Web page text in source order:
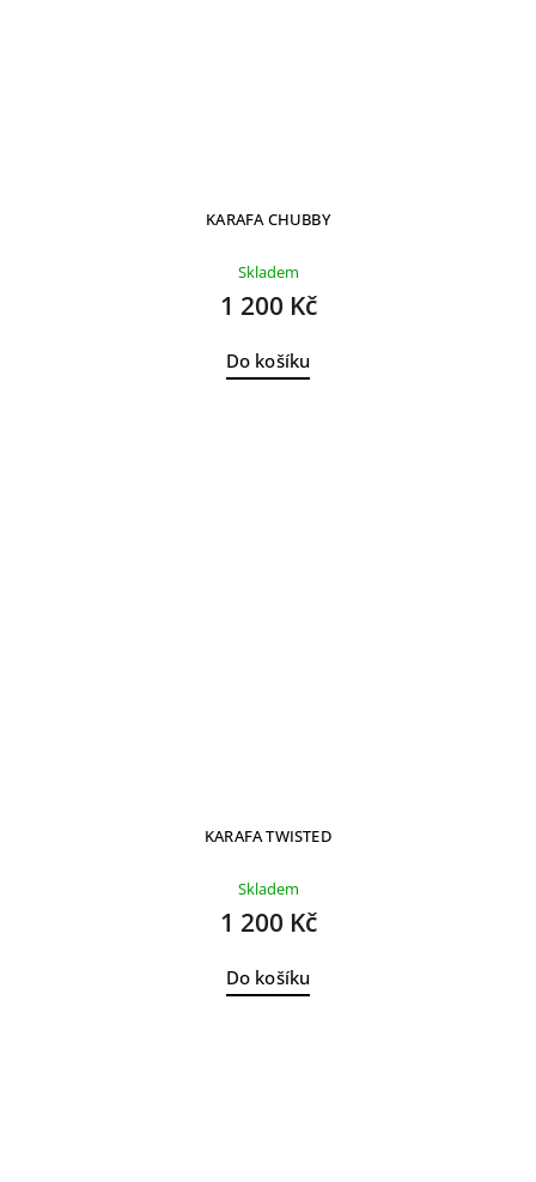
KARAFA CHUBBY
Skladem
1 200 Kč
Do košíku
KARAFA TWISTED
Skladem
1 200 Kč
Do košíku